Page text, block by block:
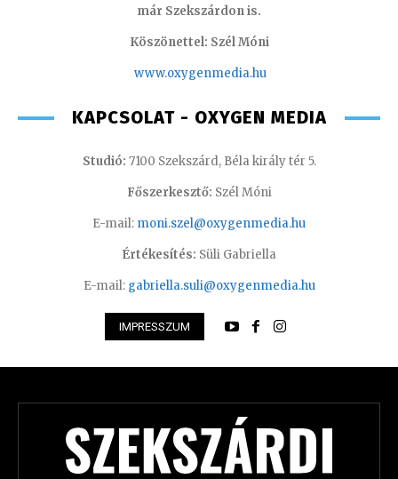
már Szekszárdon is.
Köszönettel: Szél Móni
www.oxygenmedia.hu
KAPCSOLAT - OXYGEN MEDIA
Studió: 7100 Szekszárd, Béla király tér 5.
Főszerkesztő: Szél Móni
E-mail: moni.szel@oxygenmedia.hu
Értékesítés: Süli Gabriella
E-mail: gabriella.suli@oxygenmedia.hu
IMPRESSZUM